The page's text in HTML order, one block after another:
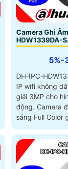
Camera Ghi
HDW1339DA-
5%-
DH-IPC-
IP wifi không
giải 3MP cho
động. Camera được trang bị đèn trợ
sáng Full Color
micro ghi âm
ràng